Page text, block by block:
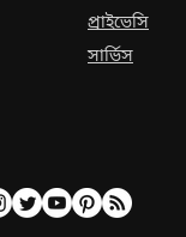
প্রাইভেসি
সার্ভিস